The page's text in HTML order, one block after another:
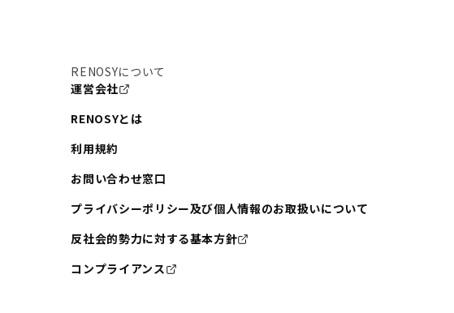
RENOSYについて
運営会社
RENOSYとは
利用規約
お問い合わせ窓口
プライバシーポリシー及び個人情報のお取扱いについて
反社会的勢力に対する基本方針
コンプライアンス